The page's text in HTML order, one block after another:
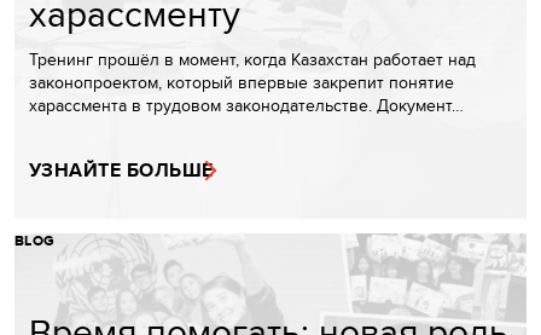
харассменту
Тренинг прошёл в момент, когда Казахстан работает над
законопроектом, который впервые закрепит понятие
харассмента в трудовом законодательстве. Документ…
УЗНАЙТЕ БОЛЬШЕ
BLOG